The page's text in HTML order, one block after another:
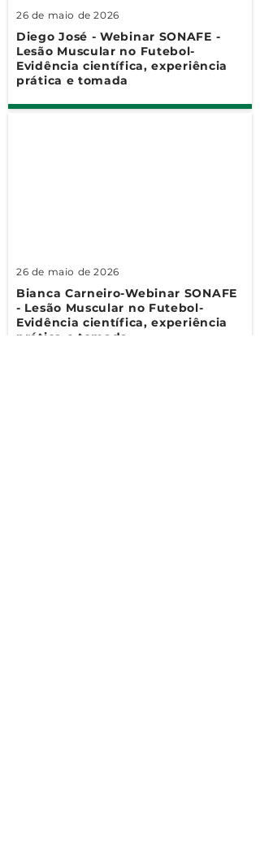
26 de maio de 2026
Diego José - Webinar SONAFE -
Lesão Muscular no Futebol-
Evidência científica, experiência
prática e tomada
26 de maio de 2026
Bianca Carneiro-Webinar SONAFE
- Lesão Muscular no Futebol-
Evidência científica, experiência
prática e tomada